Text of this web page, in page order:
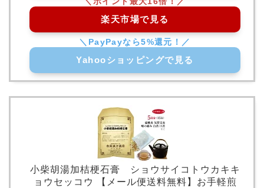
楽天市場で見る
Yahooショッピングで見る
小柴胡湯加桔梗石膏 ショウサイコトウカキキ
ョウセッコウ 【メール便送料無料】お手軽煎